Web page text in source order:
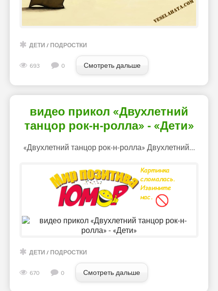
ДЕТИ / ПОДРОСТКИ
693 0 Смотреть дальше
видео прикол «Двухлетний
танцор рок-н-ролла» - «Дети»
«Двухлетний танцор рок-н-ролла» Двухлетний...
ДЕТИ / ПОДРОСТКИ
670 0 Смотреть дальше